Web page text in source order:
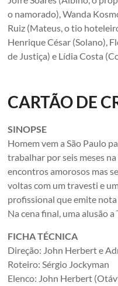
o namorado), Wanda
Ruiz (Mateus, o tio
Henrique César (Solano),
de Justiça) e Lídia Costa
CARTÃO DE
SINOPSE
Homem vem a São Paulo
trabalhar por seis meses
encontros amorosos mas
voltas com um travesti e
profissional que emite
Na cena final, uma alusão a
FICHA TÉCNICA
Direção: John Herbert e
Roteiro: Sérgio Jockyman
Elenco: John Herbert